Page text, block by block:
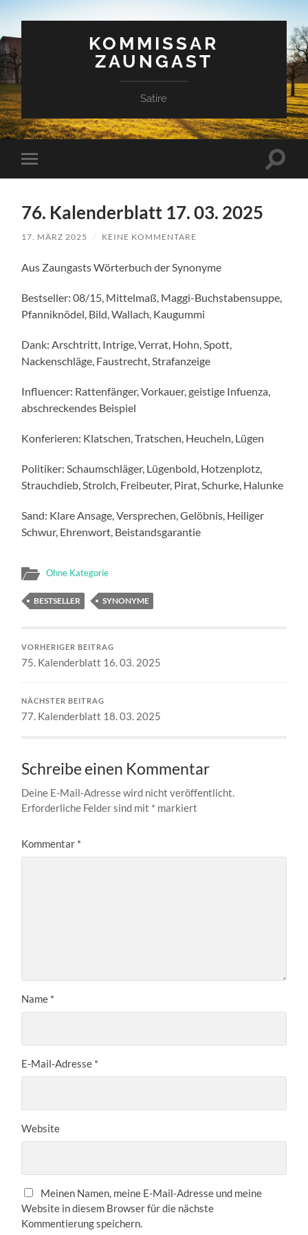
KOMMISSAR
ZAUNGAST
Satire
Mobile-
Menü
76. Kalenderblatt 17. 03. 2025
17. MÄRZ 2025 / KEINE KOMMENTARE
Aus Zaungasts Wörterbuch der Synonyme
Bestseller: 08/15, Mittelmaß, Maggi-Buchstabensuppe,
Pfanniknödel, Bild, Wallach, Kaugummi
Dank: Arschtritt, Intrige, Verrat, Hohn, Spott,
Nackenschläge, Faustrecht, Strafanzeige
Influencer: Rattenfänger, Vorkauer, geistige Infuenza,
abschreckendes Beispiel
Konferieren: Klatschen, Tratschen, Heucheln, Lügen
Politiker: Schaumschläger, Lügenbold, Hotzenplotz,
Strauchdieb, Strolch, Freibeuter, Pirat, Schurke, Halunke
Sand: Klare Ansage, Versprechen, Gelöbnis, Heiliger
Schwur, Ehrenwort, Beistandsgarantie
Ohne Kategorie
BESTSELLER SYNONYME
VORHERIGER BEITRAG
75. Kalenderblatt 16. 03. 2025
NÄCHSTER BEITRAG
77. Kalenderblatt 18. 03. 2025
Schreibe einen Kommentar
Deine E-Mail-Adresse wird nicht veröffentlicht.
Erforderliche Felder sind mit * markiert
Kommentar *
Name *
E-Mail-Adresse *
Website
Meinen Namen, meine E-Mail-Adresse und meine
Website in diesem Browser für die nächste
Kommentierung speichern.